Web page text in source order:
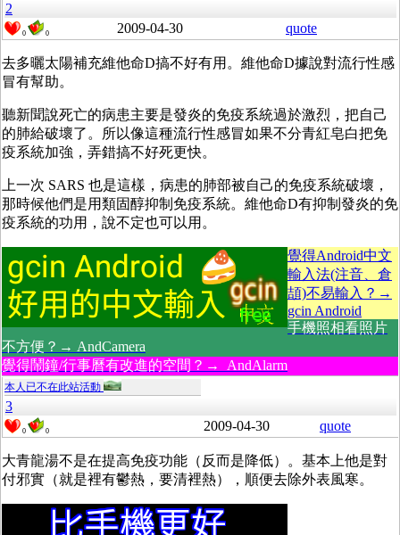
2
0 0 2009-04-30 quote
去多曬太陽補充維他命D搞不好有用。維他命D據說對流行性感
冒有幫助。
聽新聞說死亡的病患主要是發炎的免疫系統過於激烈，把自己
的肺給破壞了。所以像這種流行性感冒如果不分青紅皂白把免
疫系統加強，弄錯搞不好死更快。
上一次 SARS 也是這樣，病患的肺部被自己的免疫系統破壞，
那時候他們是用類固醇抑制免疫系統。維他命D有抑制發炎的免
疫系統的功用，說不定也可以用。
覺得Android中文
輸入法(注音、倉
頡)不易輸入？→
gcin Android
手機照相看照片
不方便？→ AndCamera
覺得鬧鐘/行事曆有改進的空間？→ AndAlarm
本人已不在此站活動
3
0 0 2009-04-30 quote
大青龍湯不是在提高免疫功能（反而是降低）。基本上他是對
付邪實（就是裡有鬱熱，要清裡熱），順便去除外表風寒。